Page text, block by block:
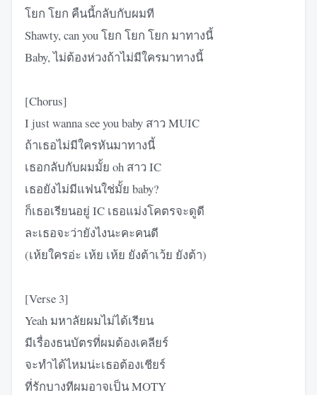
โยก โยก คืนนี้กลับกับผมที
Shawty, can you โยก โยก โยก มาทางนี้
Baby, ไม่ต้องห่วงถ้าไม่มีใครมาทางนี้
[Chorus]
I just wanna see you baby สาว MUIC
ถ้าเธอไม่มีใครหันมาทางนี้
เธอกลับกับผมมั้ย oh สาว IC
เธอยังไม่มีแฟนใช่มั้ย baby?
ก็เธอเรียนอยู่ IC เธอแม่งโคตรจะดูดี
ละเธอจะว่ายังไงนะคะคนดี
(เห้ยใครอ่ะ เห้ย เห้ย ยังต้าเว้ย ยังต้า)
[Verse 3]
Yeah มหาลัยผมไม่ได้เรียน
มีเรื่องธนบัตรที่ผมต้องเคลียร์
จะทำได้ไหมน่ะเธอต้องเชียร์
ที่รักบางทีผมอาจเป็น MOTY